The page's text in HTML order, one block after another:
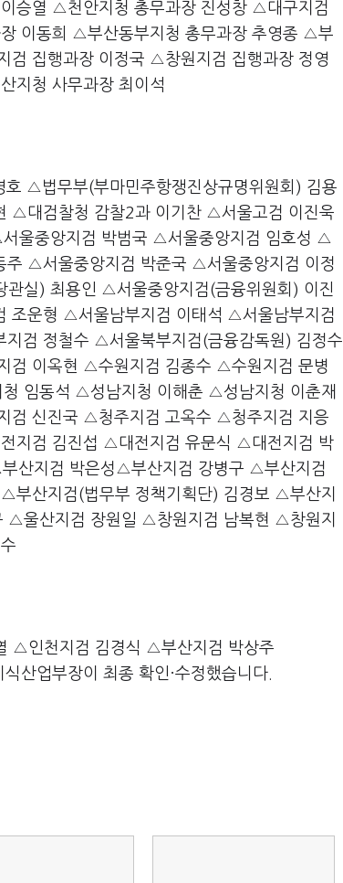
승열 △천안지청 총무과장 진성창 △대구지검
이동희 △부산동부지청 총무과장 추영종 △부
집행과장 이정국 △창원지검 집행과장 정영
지청 사무과장 최이석
△법무부(부마민주항쟁진상규명위원회) 김용
△대검찰청 감찰2과 이기찬 △서울고검 이진욱
울중앙지검 박범국 △서울중앙지검 임호성 △
△서울중앙지검 박준국 △서울중앙지검 이정
실) 최용인 △서울중앙지검(금융위원회) 이진
운형 △서울남부지검 이태석 △서울남부지검
검 정철수 △서울북부지검(금융감독원) 김정수
이옥현 △수원지검 김종수 △수원지검 문병
임동석 △성남지청 이해춘 △성남지청 이춘재
신진국 △청주지검 고옥수 △청주지검 지응
지검 김진섭 △대전지검 유문식 △대전지검 박
산지검 박은성△부산지검 강병구 △부산지검
산지검(법무부 정책기획단) 김경보 △부산지
△울산지검 장원일 △창원지검 남복현 △창원지
△인천지검 김경식 △부산지검 박상주
산업부장이 최종 확인·수정했습니다.